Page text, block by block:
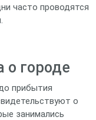
часто проводятся
о городе
прибытия
о
занимались